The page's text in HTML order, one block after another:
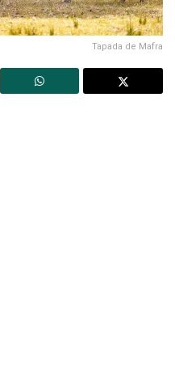
Tapada de Mafra